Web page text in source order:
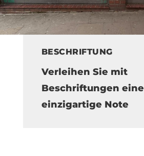
BESCHRIFTUNG
Verleihen Sie mit
Beschriftungen eine
einzigartige Note